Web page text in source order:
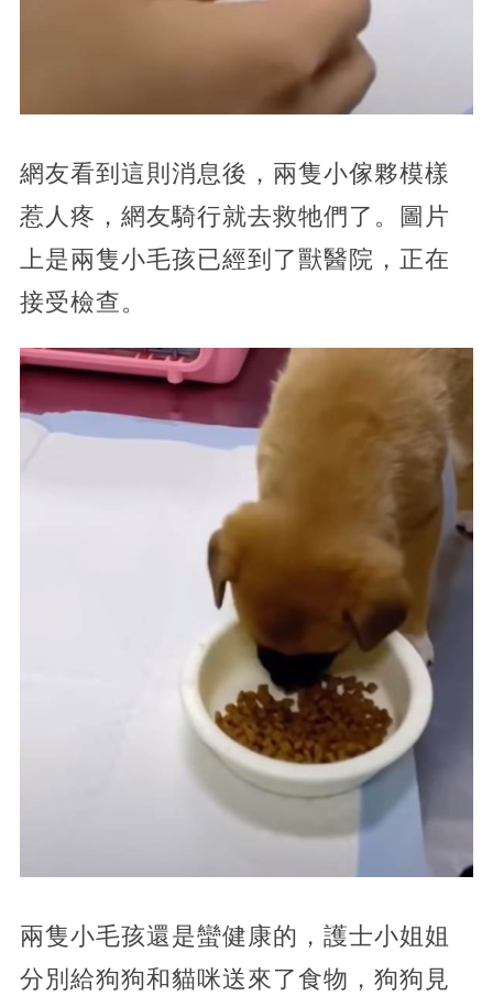
網友看到這則消息後，兩隻小傢夥模樣
惹人疼，網友騎行就去救牠們了。圖片
上是兩隻小毛孩已經到了獸醫院，正在
接受檢查。
兩隻小毛孩還是蠻健康的，護士小姐姐
分別給狗狗和貓咪送來了食物，狗狗見